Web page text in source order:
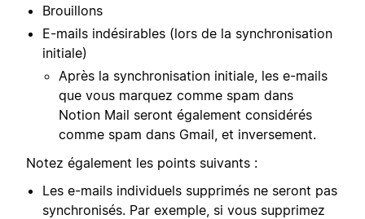
Brouillons
E-mails indésirables (lors de la synchronisation
initiale)
Après la synchronisation initiale, les e-mails
que vous marquez comme spam dans
Notion Mail seront également considérés
comme spam dans Gmail, et inversement.
Notez également les points suivants :
Les e-mails individuels supprimés ne seront pas
synchronisés. Par exemple, si vous supprimez